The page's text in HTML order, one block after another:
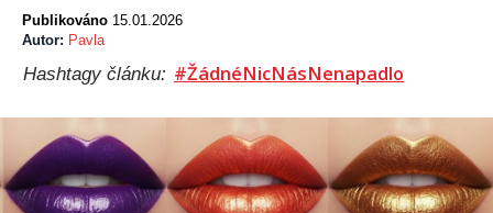
Publikováno 15.01.2026
Autor: Pavla
Hashtagy článku: #ŽádnéNicNásNenapadlo